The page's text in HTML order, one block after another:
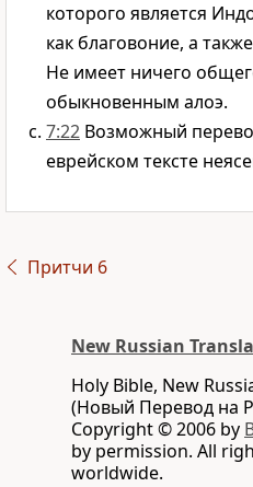
которого является
как благовоние, а
Не имеет ничего
обыкновенным алоэ.
7:22 Возможный
еврейском тексте
Притчи 6
New Russian
Holy Bible, New
(Новый Перевод на
Copyright © 2006 by
by permission. All
worldwide.